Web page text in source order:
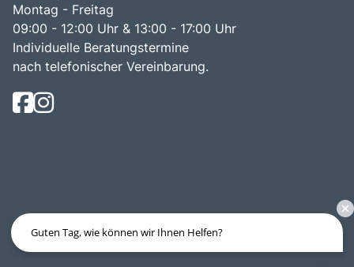
Montag - Freitag
09:00 - 12:00 Uhr & 13:00 - 17:00 Uhr
Individuelle Beratungstermine
nach telefonischer Vereinbarung.
Guten Tag, wie können wir Ihnen Helfen?